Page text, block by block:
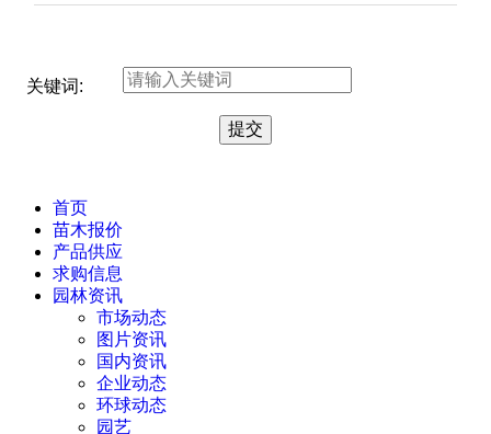
关键词:
首页
苗木报价
产品供应
求购信息
园林资讯
市场动态
图片资讯
国内资讯
企业动态
环球动态
园艺